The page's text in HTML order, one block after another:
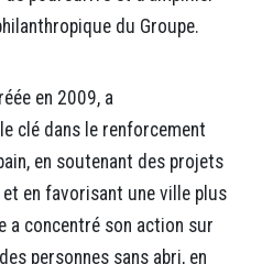
du Groupe.
en 2009, a
clé dans le renforcement
en soutenant des projets
en favorisant une ville plus
a concentré son action sur
personnes sans abri, en